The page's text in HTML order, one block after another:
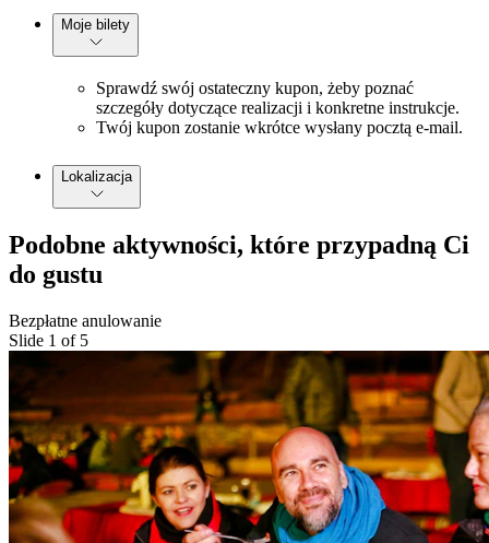
Moje bilety
Sprawdź swój ostateczny kupon, żeby poznać
szczegóły dotyczące realizacji i konkretne instrukcje.
Twój kupon zostanie wkrótce wysłany pocztą e-mail.
Lokalizacja
Podobne aktywności, które przypadną Ci
do gustu
Bezpłatne anulowanie
Slide 1 of 5